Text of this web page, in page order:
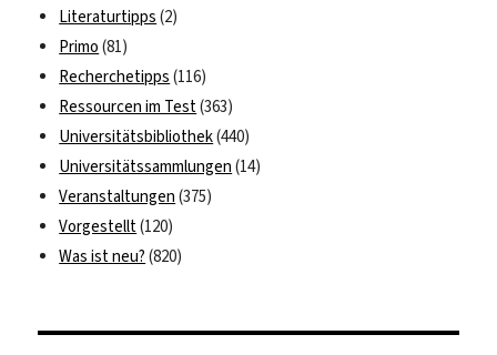
Literaturtipps (2)
Primo (81)
Recherchetipps (116)
Ressourcen im Test(363)
Universitätsbibliothek(440)
Universitätssammlungen (14)
Veranstaltungen (375)
Vorgestellt(120)
Was ist neu? (820)